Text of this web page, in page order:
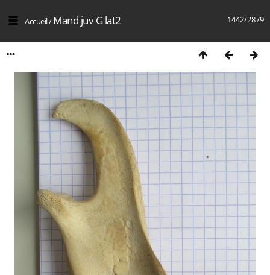
1442/2879
Accueil/Mand juv G lat2